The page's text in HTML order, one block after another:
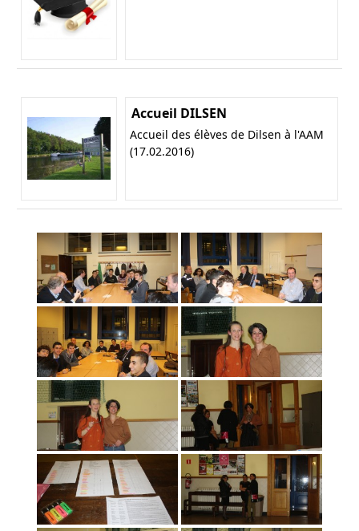
Accueil DILSEN
Accueil des élèves de Dilsen à l'AAM
(17.02.2016)